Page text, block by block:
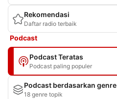
Rekomendasi
Daftar radio terbaik
Podcast
Podcast Teratas
Podcast paling populer
Podcast berdasarkan genre
18 genre topik